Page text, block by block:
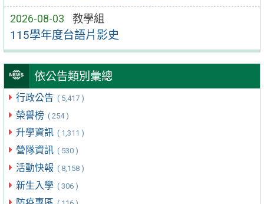
2026-08-03 教學組
115學年度台語片影史
依公告類別彙總
行政公告 ( 5,417 )
榮譽榜 ( 254 )
升學資訊 ( 1,311 )
營隊資訊 ( 530 )
活動快報 ( 8,158 )
新生入學 ( 306 )